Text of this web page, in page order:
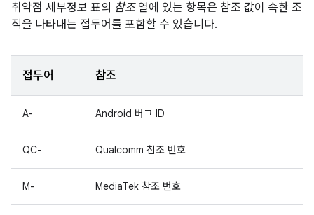
취약점 세부정보 표의 참조열에 있는 항목은 참조 값이 속한 조
직을 나타내는 접두어를 포함할 수 있습니다.
접두어 참조
A- Android 버그 ID
QC- Qualcomm 참조 번호
M- MediaTek 참조 번호